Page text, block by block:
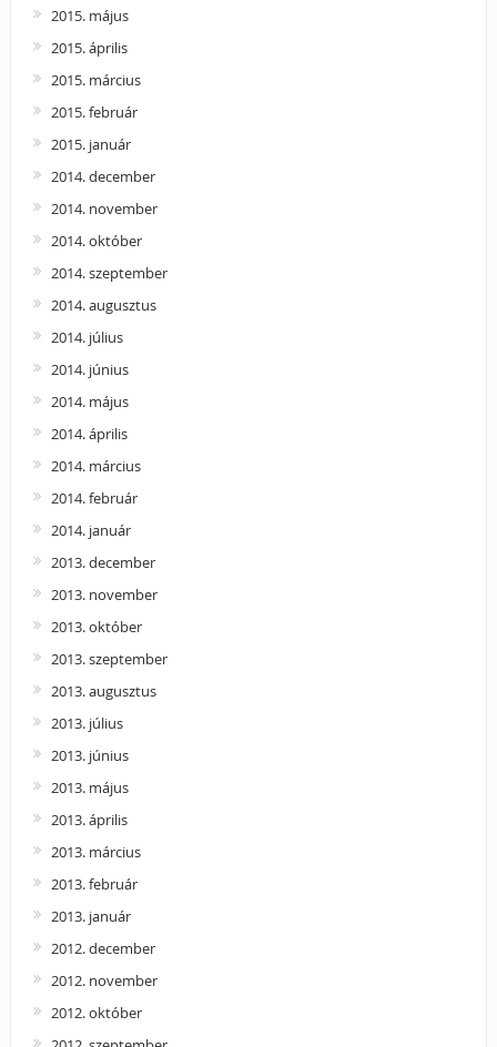
2015. május
2015. április
2015. március
2015. február
2015. január
2014. december
2014. november
2014. október
2014. szeptember
2014. augusztus
2014. július
2014. június
2014. május
2014. április
2014. március
2014. február
2014. január
2013. december
2013. november
2013. október
2013. szeptember
2013. augusztus
2013. július
2013. június
2013. május
2013. április
2013. március
2013. február
2013. január
2012. december
2012. november
2012. október